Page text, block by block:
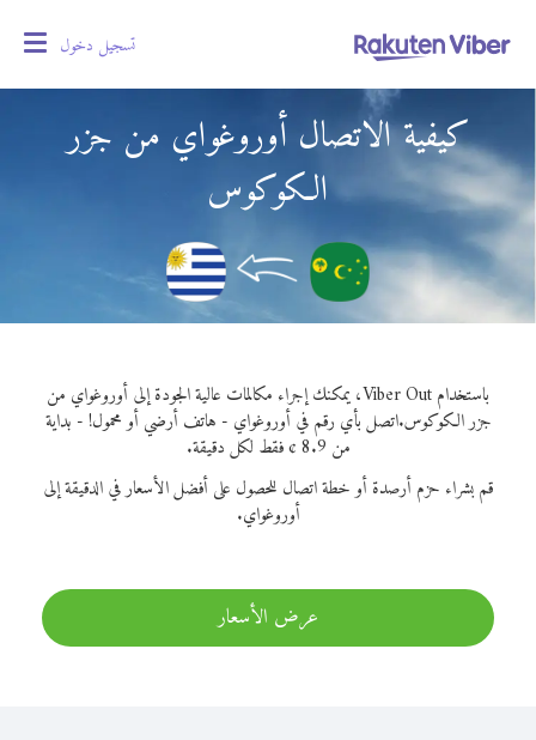
تسجيل دخول
كيفية الاتصال أوروغواي من جزر
الكوكوس
باستخدام Viber Out، يمكنك إجراء مكالمات عالية الجودة إلى أوروغواي من
جزر الكوكوس.اتصل بأي رقم في أوروغواي - هاتف أرضي أو محمول! - بداية
من 8.9 ¢ فقط لكل دقيقة.
قم بشراء حزم أرصدة أو خطة اتصال للحصول على أفضل الأسعار في الدقيقة إلى
أوروغواي.
عرض الأسعار